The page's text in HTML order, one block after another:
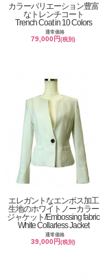
カラーバリエーション豊富
なトレンチコート
Trench Coat in 10 Colors
通常価格
79,000円(税別)
エレガントなエンボス加工
生地のホワイトノーカラー
ジャケット/Embossing fabric
White Collarless Jacket
通常価格
39,000円(税別)